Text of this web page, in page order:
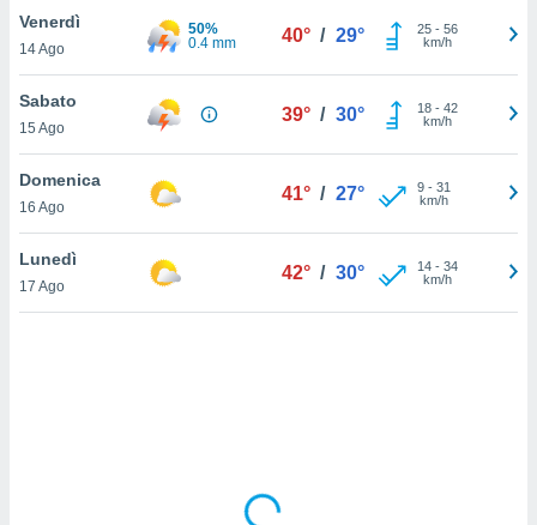
cookie
il tuo
in
a piè
del
Venerdì
14 Ago
50%
0.4 mm
40° / 29° 25- 56
km/h
Sabato
15 Ago
39° / 30° 18- 42
km/h
Domenica
16 Ago
41° / 27° 9- 31
km/h
Lunedì
17 Ago
42° / 30° 14- 34
km/h